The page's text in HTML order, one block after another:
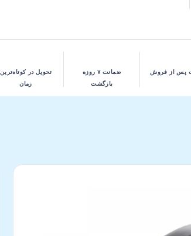
پس از فروش
ضمانت ۷ روزه
بازگشت
تحویل در کوتاه‌ترین
زمان